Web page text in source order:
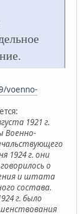
voenno-
1921 г.
Военно-
1924 г. они
о
и штата
состава.
г. было